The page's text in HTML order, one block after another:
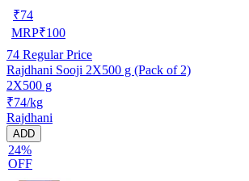
₹74
MRP₹100
74 Regular Price
Rajdhani Sooji 2X500 g (Pack of 2)
2X500 g
₹74/kg
Rajdhani
ADD
24%
OFF